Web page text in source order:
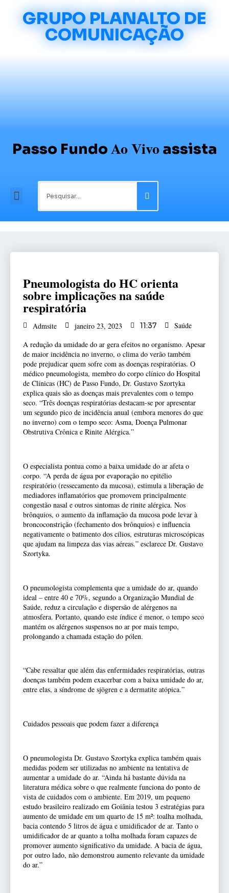
GRUPO PLANALTO DE
COMUNICAÇÃO
Passo Fundo Ao Vivo assista
Pneumologista do HC orienta
sobre implicações na saúde
respiratória
Admsite janeiro 23, 2023 11:37
Saúde
A redução da umidade do ar gera efeitos no organismo. Apesar
de maior incidência no inverno, o clima do verão também
pode prejudicar quem sofre com as doenças respiratórias. O
médico pneumologista, membro do corpo clínico do Hospital
de Clínicas (HC) de Passo Fundo, Dr. Gustavo Szortyka
explica quais são as doenças mais prevalentes com o tempo
seco. “Três doenças respiratórias destacam-se por apresentar
um segundo pico de incidência anual (embora menores do que
no inverno) com o tempo seco: Asma, Doença Pulmonar
Obstrutiva Crônica e Rinite Alérgica.”
O especialista pontua como a baixa umidade do ar afeta o
corpo. “A perda de água por evaporação no epitélio
respiratório (ressecamento da mucosa), estimula a liberação de
mediadores inflamatórios que promovem principalmente
congestão nasal e outros sintomas de rinite alérgica. Nos
brônquios, o aumento da inflamação da mucosa pode levar à
broncoconstrição (fechamento dos brônquios) e influencia
negativamente o batimento dos cílios, estruturas microscópicas
que ajudam na limpeza das vias aéreas.” esclarece Dr. Gustavo
Szortyka.
O pneumologista complementa que a umidade do ar, quando
ideal – entre 40 e 70%, segundo a Organização Mundial de
Saúde, reduz a circulação e dispersão de alérgenos na
atmosfera. Portanto, quando este índice é menor, o tempo seco
mantém os alérgenos suspensos no ar por mais tempo,
prolongando a chamada estação do pólen.
“Cabe ressaltar que além das enfermidades respiratórias, outras
doenças também podem exacerbar com a baixa umidade do ar,
entre elas, a síndrome de sjögren e a dermatite atópica.”
Cuidados pessoais que podem fazer a diferença
O pneumologista Dr. Gustavo Szortyka explica também quais
medidas podem ser utilizadas no ambiente na tentativa de
aumentar a umidade do ar. “Ainda há bastante dúvida na
literatura médica sobre o que realmente funciona do ponto de
vista de cuidados com o ambiente. Em 2019, um pequeno
estudo brasileiro realizado em Goiânia testou 3 estratégias para
aumento de umidade em um quarto de 15 m²: toalha molhada,
bacia contendo 5 litros de água e umidificador de ar. Tanto o
umidificador de ar quanto a tolha molhada foram capazes de
promover aumento significativo da umidade. A bacia de água,
por outro lado, não demonstrou aumento relevante da umidade
do ar.”